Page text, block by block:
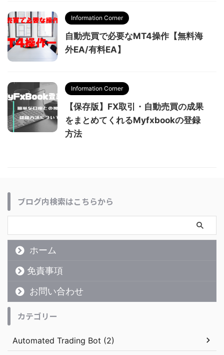
Information Corner
自動売買で必要なMT4操作【無料海
外EA/有料EA】
Information Corner
【保存版】FX取引・自動売買の成果
をまとめてくれるMyfxbookの登録
方法
ブログ内検索はこちらから
ホーム
免責事項
お問い合わせ
カテゴリー
Automated Trading Bot (2)